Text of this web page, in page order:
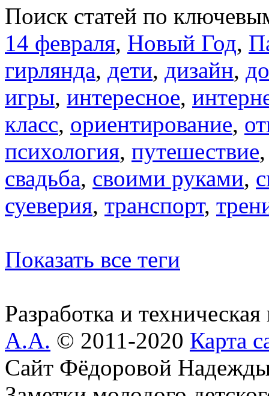
Поиск статей по
14 февраля, Новый Год,
гирлянда, дети, дизайн,
игры, интересное,
класс, ориентирование,
психология, путешествие
свадьба, своими руками,
суеверия, транспорт,
Показать все теги
Разработка и
А.А. © 2011-2020 Карта
Сайт Фёдоровой